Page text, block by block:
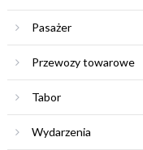
Pasażer
Przewozy towarowe
Tabor
Wydarzenia